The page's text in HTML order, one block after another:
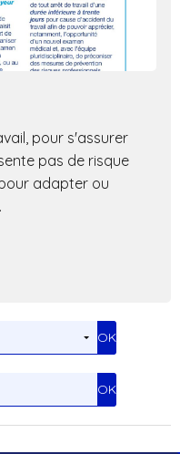
pour s'assurer
pas de risque
adapter ou